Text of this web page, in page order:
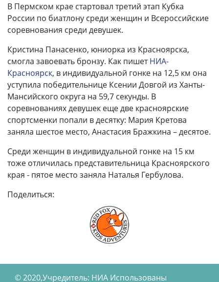
В Пермском крае стартовал третий этап Кубка
России по биатлону среди женщин и Всероссийские
соревнования среди девушек.
Кристина Панасенко, юниорка из Красноярска,
смогла завоевать бронзу. Как пишетНИА-
Красноярск, в индивидуальной гонке на 12,5 км она
уступила победительнице Ксении Довгой из Ханты-
Мансийского округа на 59,7 секунды. В
соревнованиях девушек еще две красноярские
спортсменки попали в десятку: Мария Кретова
заняла шестое место, Анастасия Бражкина – десятое.
Среди женщин в индивидуальной гонке на 15 км
тоже отличилась представительница Красноярского
края - пятое место заняла Наталья Гербулова.
Поделиться:
© 2020,Учредитель: НИА Использованы